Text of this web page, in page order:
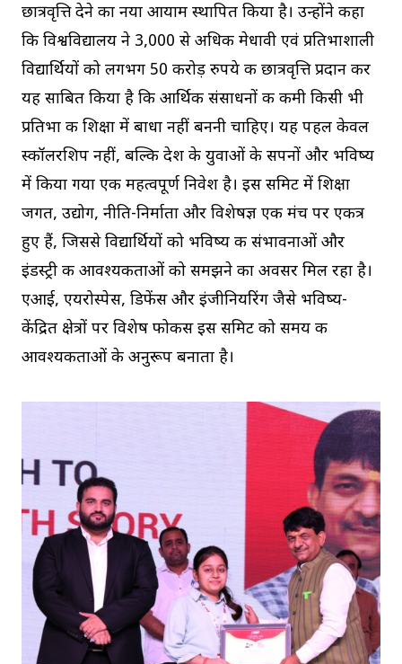
छात्रवृत्ति देने का नया आयाम स्थापित किया है। उन्होंने कहा
कि विश्वविद्यालय ने 3,000 से अधिक मेधावी एवं प्रतिभाशाली
विद्यार्थियों को लगभग 50 करोड़ रुपये की छात्रवृत्ति प्रदान कर
यह साबित किया है कि आर्थिक संसाधनों की कमी किसी भी
प्रतिभा की शिक्षा में बाधा नहीं बननी चाहिए। यह पहल केवल
स्कॉलरशिप नहीं, बल्कि देश के युवाओं के सपनों और भविष्य
में किया गया एक महत्वपूर्ण निवेश है। इस समिट में शिक्षा
जगत, उद्योग, नीति-निर्माता और विशेषज्ञ एक मंच पर एकत्र
हुए हैं, जिससे विद्यार्थियों को भविष्य की संभावनाओं और
इंडस्ट्री की आवश्यकताओं को समझने का अवसर मिल रहा है।
एआई, एयरोस्पेस, डिफेंस और इंजीनियरिंग जैसे भविष्य-
केंद्रित क्षेत्रों पर विशेष फोकस इस समिट को समय की
आवश्यकताओं के अनुरूप बनाता है।